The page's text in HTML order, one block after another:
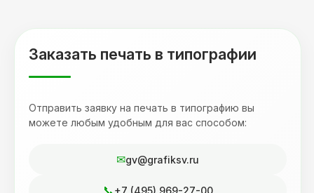
Заказать печать в типографии
Отправить заявку на печать в типографию вы
можете любым удобным для вас способом:
gv@grafiksv.ru
+7 (495) 969-27-00